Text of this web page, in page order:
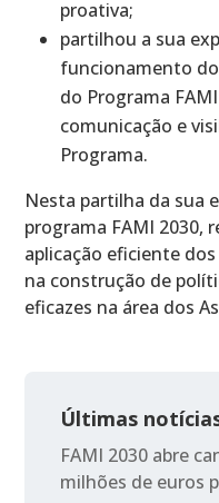
proativa;
partilhou a sua
funcionamento
do Programa
comunicação e
Programa.
Nesta partilha da sua
programa FAMI 2030,
aplicação eficiente
na construção de
eficazes na área dos
Últimas
FAMI 2030 abre
milhões de euros